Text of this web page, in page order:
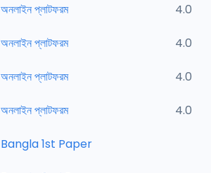
অনলাইন প্লাটফরম 4.0
অনলাইন প্লাটফরম 4.0
অনলাইন প্লাটফরম 4.0
অনলাইন প্লাটফরম 4.0
Bangla 1st Paper